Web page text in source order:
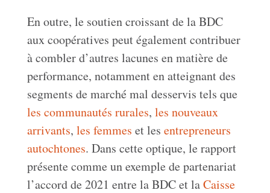
En outre, le soutien croissant de la BDC
aux coopératives peut également contribuer
à combler d’autres lacunes en matière de
performance, notamment en atteignant des
segments de marché mal desservis tels que
les communautés rurales, les nouveaux
arrivants, les femmes et les entrepreneurs
autochtones. Dans cette optique, le rapport
présente comme un exemple de partenariat
l’accord de 2021 entre la BDC et laCaisse